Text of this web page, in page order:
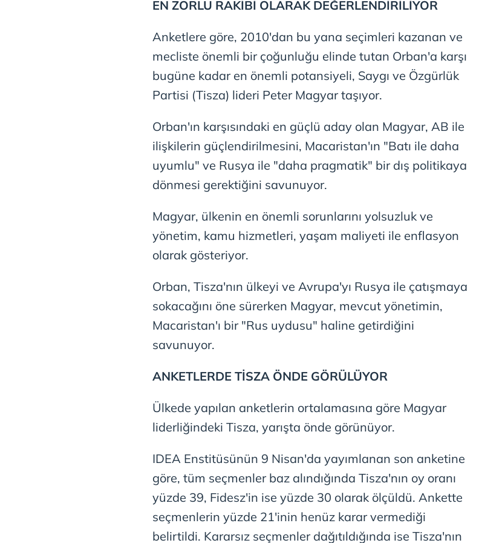
mevzuata uygun olarak kullanılan çerezlerle ilgili bilgi almak için lütfen
EN ZORLU RAKİBİ OLARAK DEĞERLENDİRİLİYOR
Anketlere göre, 2010'dan bu yana seçimleri kazanan ve
mecliste önemli bir çoğunluğu elinde tutan Orban'a karşı
bugüne kadar en önemli potansiyeli, Saygı ve Özgürlük
Partisi (Tisza) lideri Peter Magyar taşıyor.
Orban'ın karşısındaki en güçlü aday olan Magyar, AB ile
ilişkilerin güçlendirilmesini, Macaristan'ın "Batı ile daha
uyumlu" ve Rusya ile "daha pragmatik" bir dış politikaya
dönmesi gerektiğini savunuyor.
Magyar, ülkenin en önemli sorunlarını yolsuzluk ve
yönetim, kamu hizmetleri, yaşam maliyeti ile enflasyon
olarak gösteriyor.
Orban, Tisza'nın ülkeyi ve Avrupa'yı Rusya ile çatışmaya
sokacağını öne sürerken Magyar, mevcut yönetimin,
Macaristan'ı bir "Rus uydusu" haline getirdiğini
savunuyor.
ANKETLERDE TİSZA ÖNDE GÖRÜLÜYOR
Ülkede yapılan anketlerin ortalamasına göre Magyar
liderliğindeki Tisza, yarışta önde görünüyor.
IDEA Enstitüsünün 9 Nisan'da yayımlanan son anketine
göre, tüm seçmenler baz alındığında Tisza'nın oy oranı
yüzde 39, Fidesz'in ise yüzde 30 olarak ölçüldü. Ankette
seçmenlerin yüzde 21'inin henüz karar vermediği
belirtildi. Kararsız seçmenler dağıtıldığında ise Tisza'nın